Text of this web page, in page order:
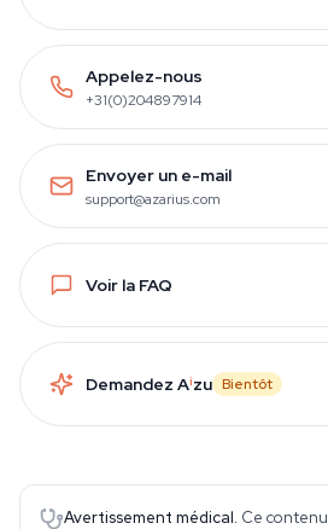
Appelez-nous
+31(0)204897914
Envoyer un e-mail
support@azarius.com
Voir la FAQ
Demandez Aizu Bientôt
Avertissement médical. Ce